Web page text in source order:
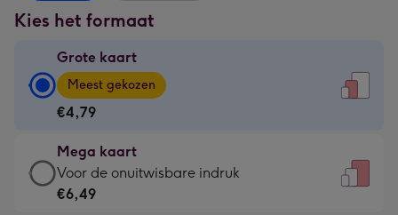
Kies het formaat
Grote kaart
Grote
kaart
-
€4,79
-
Meest
gekozen
Meest gekozen
€4,79
Mega kaart
Mega
kaart
Voor de onuitwisbare indruk
€6,49